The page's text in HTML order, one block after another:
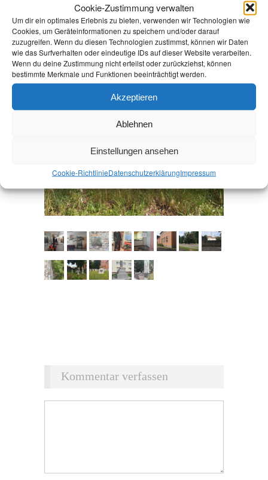
Cookie-Zustimmung verwalten
Um dir ein optimales Erlebnis zu bieten, verwenden wir Technologien wie
Cookies, um Geräteinformationen zu speichern und/oder darauf
zuzugreifen. Wenn du diesen Technologien zustimmst, können wir Daten
wie das Surfverhalten oder eindeutige IDs auf dieser Website verarbeiten.
Wenn du deine Zustimmung nicht erteilst oder zurückziehst, können
bestimmte Merkmale und Funktionen beeinträchtigt werden.
Akzeptieren
Ablehnen
Einstellungen ansehen
Cookie-RichtlinieDatenschutz­erklärungImpressum
Kommentar verfassen